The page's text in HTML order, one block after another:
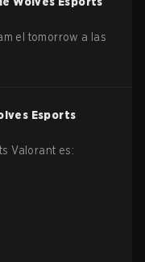
el tomorrow a las
Esports
Valorant es: